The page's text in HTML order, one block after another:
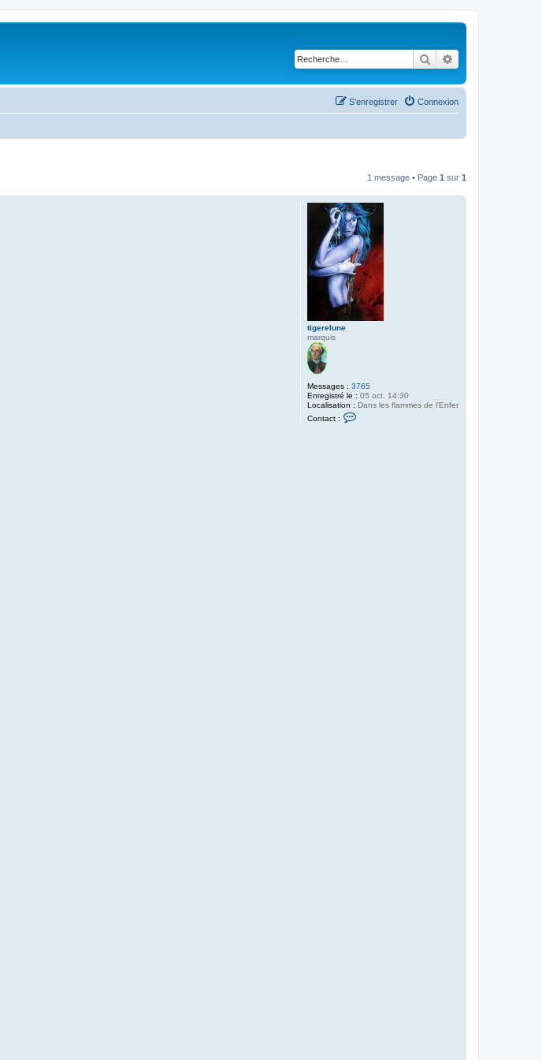
Rechercher
Connexion
S’enregistrer
1 message • Page 1 sur 1
tigerelune
marquis
Messages : 3765
Enregistré le : 05 oct. 14:30
Localisation : Dans les flammes de l'Enfer
Contact :